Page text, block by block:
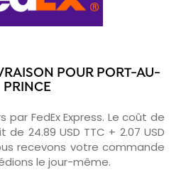
POUR PORT-AU-
PRINCE
par FedEx Express. Le coût de
24.89 USD TTC + 2.07 USD
recevons votre commande
le jour-même.